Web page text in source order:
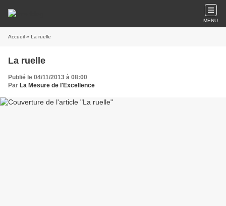
MENU
Accueil » La ruelle
La ruelle
Publié le 04/11/2013 à 08:00
Par La Mesure de l'Excellence